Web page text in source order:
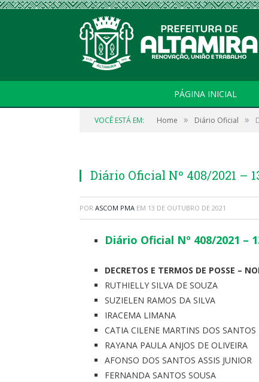
PÁGINA INICIAL
VOCÊ ESTÁ EM: Home » Diário Oficial »
Diário Oficial Nº 408/2021 –
POR ASCOM PMA EM 13 DE OUTUBRO DE 2021
Diário Oficial Nº 408/2021 –
DECRETOS E TERMOS DE POSSE –
RUTHIELLY SILVA DE SOUZA
SUZIELEN RAMOS DA SILVA
IRACEMA LIMANA
CATIA CILENE MARTINS DOS
RAYANA PAULA ANJOS DE OLIVEIRA
AFONSO DOS SANTOS ASSIS JUNIOR
FERNANDA SANTOS SOUSA